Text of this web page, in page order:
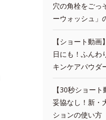
穴の角栓をごっ
ーウォッシュ」
【ショート動
日にも！ふんわ
キンケアパウダ
【30秒ショー
妥協なし！新・
ションの使い方